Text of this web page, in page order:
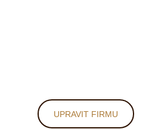
UPRAVIT FIRMU